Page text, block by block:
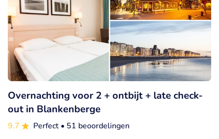
Overnachting voor 2 + ontbijt + late check-
out in Blankenberge
9.7 Perfect • 51 beoordelingen